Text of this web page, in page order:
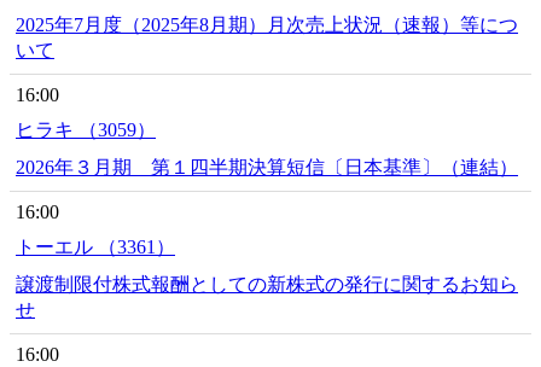
2025年7月度（2025年8月期）月次売上状況（速報）等につ
いて
16:00
ヒラキ （3059）
2026年３月期 第１四半期決算短信〔日本基準〕（連結）
16:00
トーエル （3361）
譲渡制限付株式報酬としての新株式の発行に関するお知ら
せ
16:00